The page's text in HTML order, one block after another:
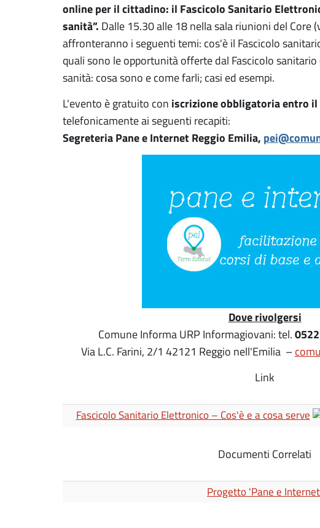
online per il cittadino: il Fascicolo Sanitario
sanità”. Dalle 15.30 alle 18 nella sala riunioni del Core
affronteranno i seguenti temi: cos'è il Fascicolo
quali sono le opportunità offerte dal Fascicolo
sanità: cosa sono e come farli; casi ed esempi.
L'evento è gratuito con iscrizione obbligatoria entro il
telefonicamente ai seguenti recapiti:
Segreteria Pane e Internet Reggio Emilia,
Dove rivolgersi
Comune Informa URP Informagiovani: tel.
Via L.C. Farini, 2/1 42121 Reggio nell'Emilia –
Link
Fascicolo Sanitario Elettronico – Cos'è e a cosa serve
Documenti Correlati
Progetto 'Pane e